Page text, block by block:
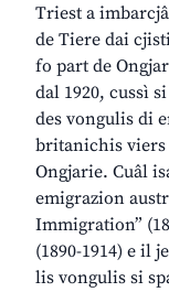
Triest a
de Tiere dai
fo part de
dal 1920, cussì
des vongulis di
britanichis viers
Ongjarie. Cuâl
emigrazion
Immigration”
(1890-1914) e il
lis vongulis si